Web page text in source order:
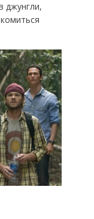
джунгли,